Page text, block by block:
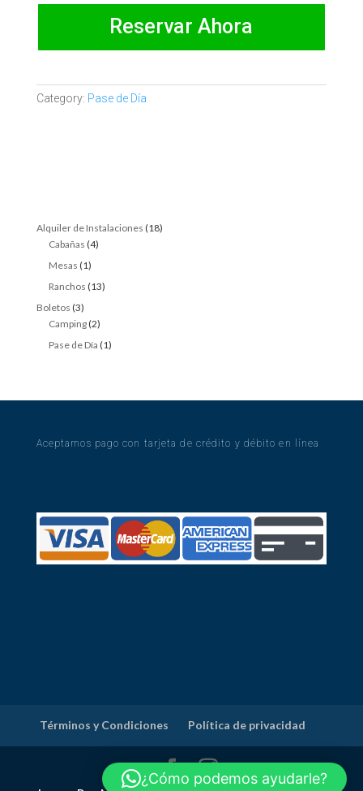
Reservar Ahora
Category: Pase de Día
Alquiler de Instalaciones 1818
Cabañas 44
Mesas 11
product
Ranchos 1313
Boletos 33
products
Camping 22
products
Pase de Día 11
Aceptamos pago con tarjeta de crédito y débito en línea
Términos y Condiciones Política de privacidad
¿Cómo podemos ayudarle?